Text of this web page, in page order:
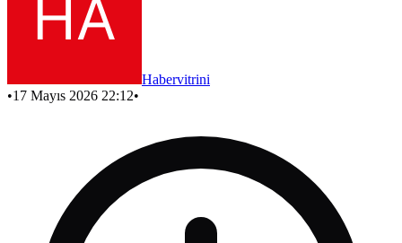
Habervitrini
•17 Mayıs 2026 22:12•